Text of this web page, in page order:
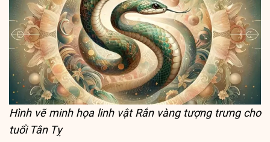
Hình vẽ minh họa linh vật Rắn vàng tượng trưng cho
tuổi Tân Tỵ